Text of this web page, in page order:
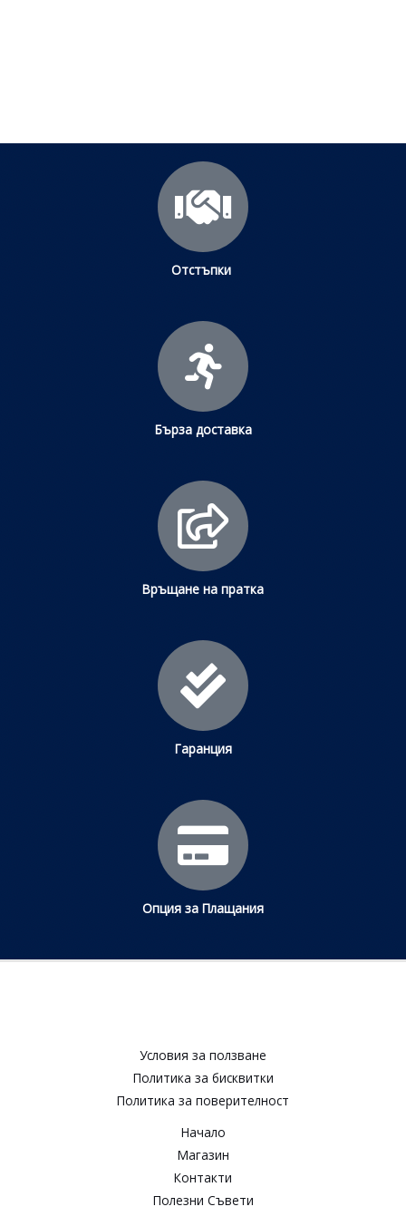
Отстъпки
Бърза доставка
Връщане на пратка
Гаранция
Опция за Плащания
Условия за ползване​
Политика за бисквитки​
Политика за поверителност​
Начало
Магазин
Контакти
Полезни Съвети